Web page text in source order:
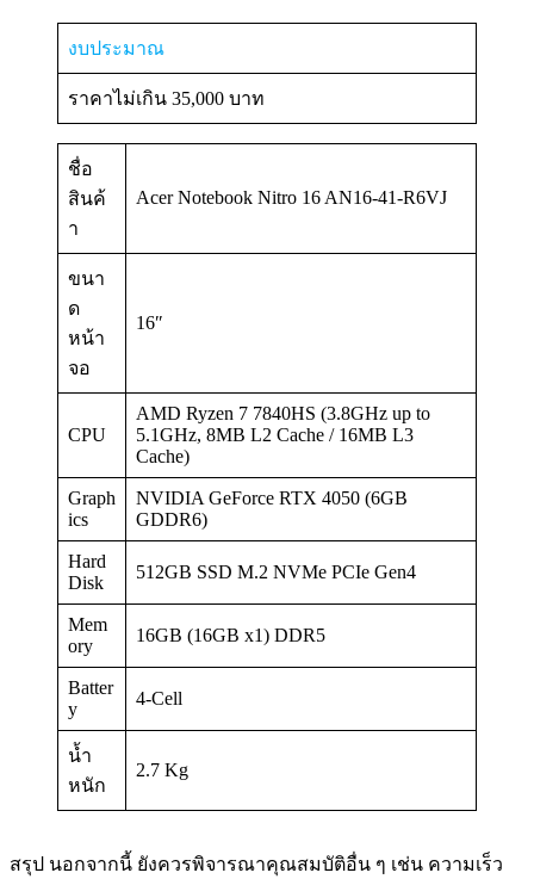
งบประมาณ
ราคาไม่เกิน 35,000 บาท
ชื่อ
สินค้
า
Acer Notebook Nitro 16 AN16-41-R6VJ
ขนา
ด
หน้า
จอ
16″
CPU
AMD Ryzen 7 7840HS (3.8GHz up to
5.1GHz, 8MB L2 Cache / 16MB L3
Cache)
Graph
ics
NVIDIA GeForce RTX 4050 (6GB
GDDR6)
Hard
Disk
512GB SSD M.2 NVMe PCIe Gen4
Mem
ory
16GB (16GB x1) DDR5
Batter
y
4-Cell
น้ำ
หนัก
2.7 Kg
สรุป นอกจากนี้ ยังควรพิจารณาคุณสมบัติอื่น ๆ เช่น ความเร็ว